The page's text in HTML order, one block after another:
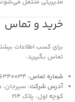
مدیریتی منتقل
خرید و تماس
برای کسب اطلاعات
تماس بگیرید:
شماره تماس:
آدرس شرکت: سیرجان،
کوچه اول، پلاک 214